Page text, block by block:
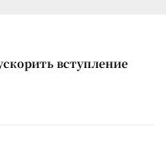
вступление